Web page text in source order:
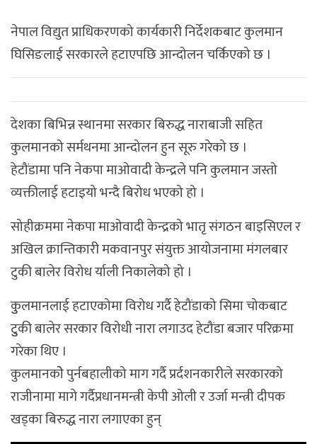
नेपाल विद्युत प्राधिकरणको कार्यकारी निर्देशकबाट कुलमान
घिसिङलाई सरकारले हटाएपछि आन्दोलन चर्किएको छ ।
देशका बिभिन्न स्थानमा सरकार बिरुद्ध नाराबाजी सहित
कुलमानको सर्मथनमा आन्दोलन हुन सूरु गरेको छ ।
हेटौंडामा पनि नेकपा माओवादी केन्द्रले पनि कुलमान जस्तो
व्यक्तीलाई हटाइयो भन्दै बिरोध भएको हो ।
सोहीक्रममा नेकपा माओवादी केन्द्रको भातृ संगठन बाइसिएल र
अखिल क्रान्तिकारी मकवानपुर संयुक्त आयोजनामा मंगलबार
टुकी बालेर विरोध र्याली निकालेको हो ।
कुुलमानलाई हटाएकोमा विरोध गर्दै हेटौंडाको सिमा चोकबाट
टुुकी बालेर सरकार विरोधी नारा लगाउद हेटौंडा बजार परिक्रमा
गरेका थिए ।
कुलमानकोे पुर्नबहालीको माग गर्दै प्रर्दशनकारीले सरकारको
राजीनामा मागे गर्दैप्रधानमन्त्री केपी ओली र उर्जा मन्त्री दीपक
खड्का बिरुद्ध नारा लगाएका हुन्